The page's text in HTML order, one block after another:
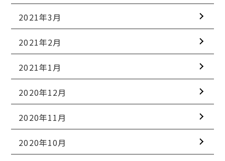
2021年3月
2021年2月
2021年1月
2020年12月
2020年11月
2020年10月